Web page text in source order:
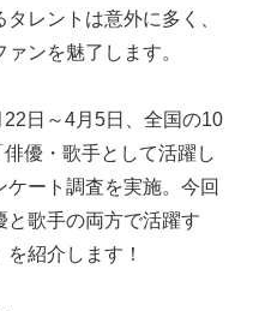
レントは意外に多く、
ンを魅了します。
日～4月5日、全国の10
優・歌手として活躍し
ート調査を実施。今回
と歌手の両方で活躍す
紹介します！